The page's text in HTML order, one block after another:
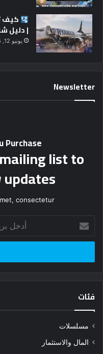
كيف
| دليل
يونيو 12, 2025
Newsletter
Purchase
list to
consectetur.
بريدك
الإلكتروني
فئات
مسلسلات
المال والاستثمار